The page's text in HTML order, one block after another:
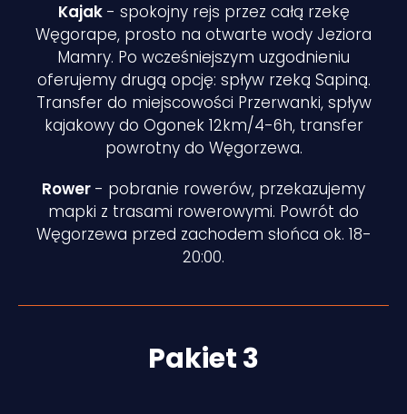
Kajak - spokojny rejs przez całą rzekę
Węgorape, prosto na otwarte wody Jeziora
Mamry. Po wcześniejszym uzgodnieniu
oferujemy drugą opcję: spływ rzeką Sapiną.
Transfer do miejscowości Przerwanki, spływ
kajakowy do Ogonek 12km/4-6h, transfer
powrotny do Węgorzewa.
Rower - pobranie rowerów, przekazujemy
mapki z trasami rowerowymi. Powrót do
Węgorzewa przed zachodem słońca ok. 18-
20:00.
Pakiet 3